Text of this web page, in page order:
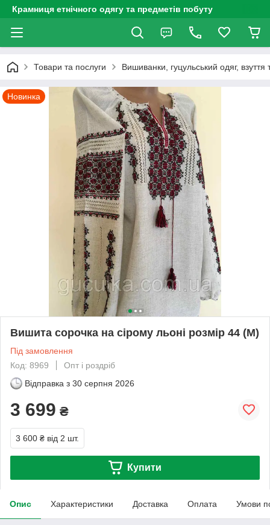
Крамниця етнічного одягу та предметів побуту
Товари та послуги Вишиванки, гуцульський одяг, взуття
Новинка
Вишита сорочка на сірому льоні розмір 44 (М)
Під замовлення
Код: 8969
Опт і роздріб
Відправка з 30 серпня 2026
3 699 ₴
3 600 ₴ від 2 шт.
Купити
Опис Характеристики Доставка Оплата Умови